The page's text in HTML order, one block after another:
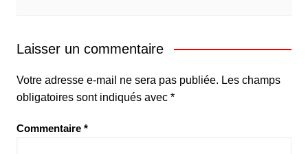
Laisser un commentaire
Votre adresse e-mail ne sera pas publiée. Les champs
obligatoires sont indiqués avec *
Commentaire *